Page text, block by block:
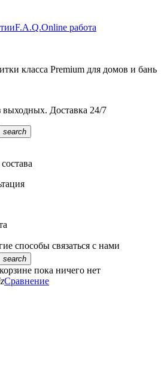
F.A.Q.Online работа
класса Premium для домов и бань
выходных. Доставка 24/7
search
способы связаться с нами
search
пока ничего нет
Сравнение